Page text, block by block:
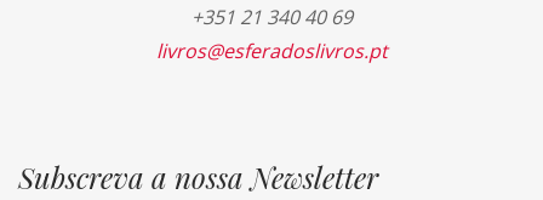
+351 21 340 40 69
livros@esferadoslivros.pt
Subscreva a nossa Newsletter